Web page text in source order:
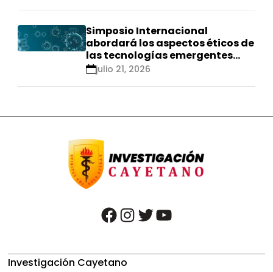
Simposio Internacional
abordará los aspectos éticos de
las tecnologías emergentes
para el control de
julio 21, 2026
facebook instagram twitter youtube
Investigación Cayetano